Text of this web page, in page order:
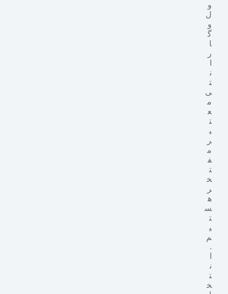
و
ل
و
گ
ا
ر
ن
ت
ی
م
ع
ت
ب
ر
م
ف
ت
خ
ر
ه
س
ت
ی
م
.
ن
ت
خ